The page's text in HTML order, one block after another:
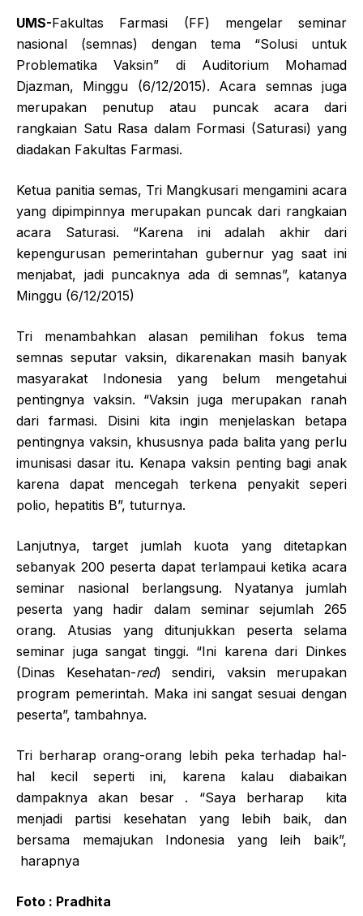
UMS-Fakultas Farmasi (FF) mengelar seminar
nasional (semnas) dengan tema “Solusi untuk
Problematika Vaksin” di Auditorium Mohamad
Djazman, Minggu (6/12/2015). Acara semnas juga
merupakan penutup atau puncak acara dari
rangkaian Satu Rasa dalam Formasi (Saturasi) yang
diadakan Fakultas Farmasi.
Ketua panitia semas, Tri Mangkusari mengamini acara
yang dipimpinnya merupakan puncak dari rangkaian
acara Saturasi. “Karena ini adalah akhir dari
kepengurusan pemerintahan gubernur yag saat ini
menjabat, jadi puncaknya ada di semnas”, katanya
Minggu (6/12/2015)
Tri menambahkan alasan pemilihan fokus tema
semnas seputar vaksin, dikarenakan masih banyak
masyarakat Indonesia yang belum mengetahui
pentingnya vaksin. “Vaksin juga merupakan ranah
dari farmasi. Disini kita ingin menjelaskan betapa
pentingnya vaksin, khususnya pada balita yang perlu
imunisasi dasar itu. Kenapa vaksin penting bagi anak
karena dapat mencegah terkena penyakit seperi
polio, hepatitis B”, tuturnya.
Lanjutnya, target jumlah kuota yang ditetapkan
sebanyak 200 peserta dapat terlampaui ketika acara
seminar nasional berlangsung. Nyatanya jumlah
peserta yang hadir dalam seminar sejumlah 265
orang. Atusias yang ditunjukkan peserta selama
seminar juga sangat tinggi. “Ini karena dari Dinkes
(Dinas Kesehatan-red) sendiri, vaksin merupakan
program pemerintah. Maka ini sangat sesuai dengan
peserta”, tambahnya.
Tri berharap orang-orang lebih peka terhadap hal-
hal kecil seperti ini, karena kalau diabaikan
dampaknya akan besar . “Saya berharap kita
menjadi partisi kesehatan yang lebih baik, dan
bersama memajukan Indonesia yang leih baik”,
harapnya
Foto : Pradhita